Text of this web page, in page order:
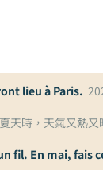
lieu à Paris.
夏天時，天氣又熱又
fil. En mai, fais